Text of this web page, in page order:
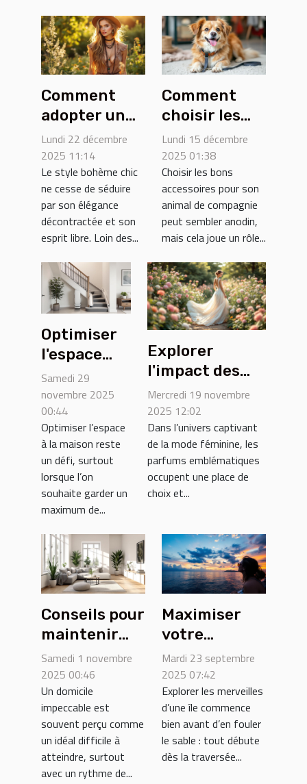
Comment
adopter un
style bohème
chic pour
toutes les
occasions ?
Lundi 22 décembre
2025 11:14
Le style bohème chic
ne cesse de séduire
par son élégance
décontractée et son
esprit libre. Loin des...
Comment
choisir les
meilleurs
accessoires
pour votre
compagnon à
quatre
pattes ?
Lundi 15 décembre
2025 01:38
Choisir les bons
accessoires pour son
animal de compagnie
peut sembler anodin,
mais cela joue un rôle...
Optimiser
l'espace
chez soi
avec un
monte-
escalier
efficace
Samedi 29
novembre 2025
00:44
Optimiser l’espace
à la maison reste
un défi, surtout
lorsque l’on
souhaite garder un
maximum de...
Explorer
l'impact des
parfums
emblématiques
sur la mode
féminine
actuelle
Mercredi 19 novembre
2025 12:02
Dans l’univers captivant
de la mode féminine, les
parfums emblématiques
occupent une place de
choix et...
Conseils pour
maintenir
votre
domicile
impeccable
sans effort
Samedi 1 novembre
2025 00:46
Un domicile
impeccable est
souvent perçu comme
un idéal difficile à
atteindre, surtout
avec un rythme de...
Maximiser
votre
expérience
de traversée
maritime
vers une île
Mardi 23 septembre
2025 07:42
Explorer les merveilles
d’une île commence
bien avant d’en fouler
le sable : tout débute
dès la traversée...